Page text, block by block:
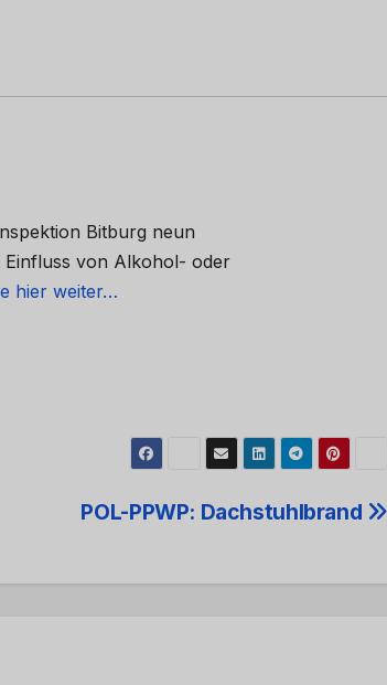
Bitburg neun
von Alkohol- oder
hier weiter…
POL-PPWP: Dachstuhlbrand